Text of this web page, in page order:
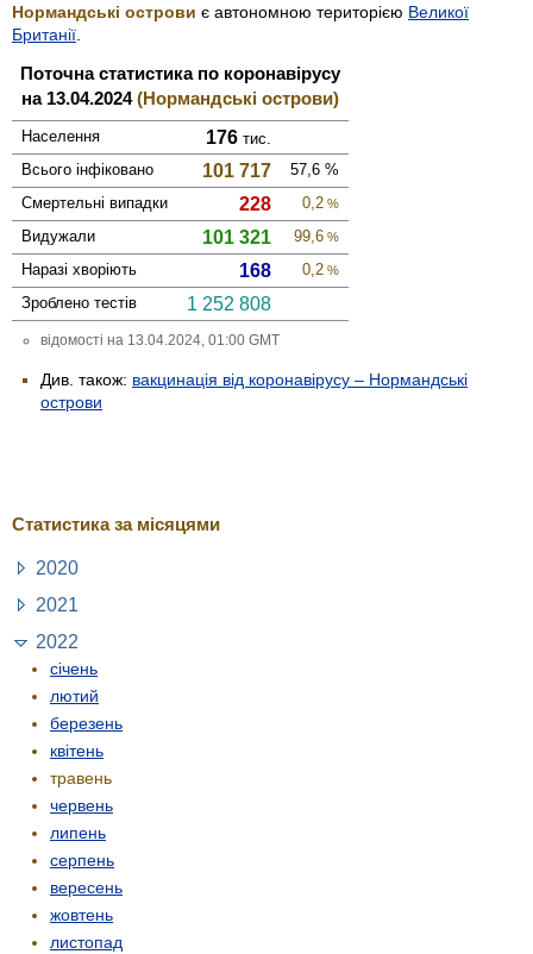
Нормандські острови є автономною територією Великої
Британії
Поточна статистика по коронавірусу
на 13.04.2024(Нормандські острови)
Населення 176 тис.
Всього інфі­ковано
101 717 57,6 %
Смер­тельні випадки
228 0,2 %
Виду­жали 101 321 99,6 %
Наразі хворіють 168 0,2 %
Зроблено тестів 1 252 808
відомості на 13.04.2024, 01:00 GMT
Див. також: вакцинація від коронавірусу – Нормандські
острови
Статистика за місяцями
2020
2021
2022
січень
лютий
березень
квітень
травень
червень
липень
серпень
вересень
жовтень
листопад